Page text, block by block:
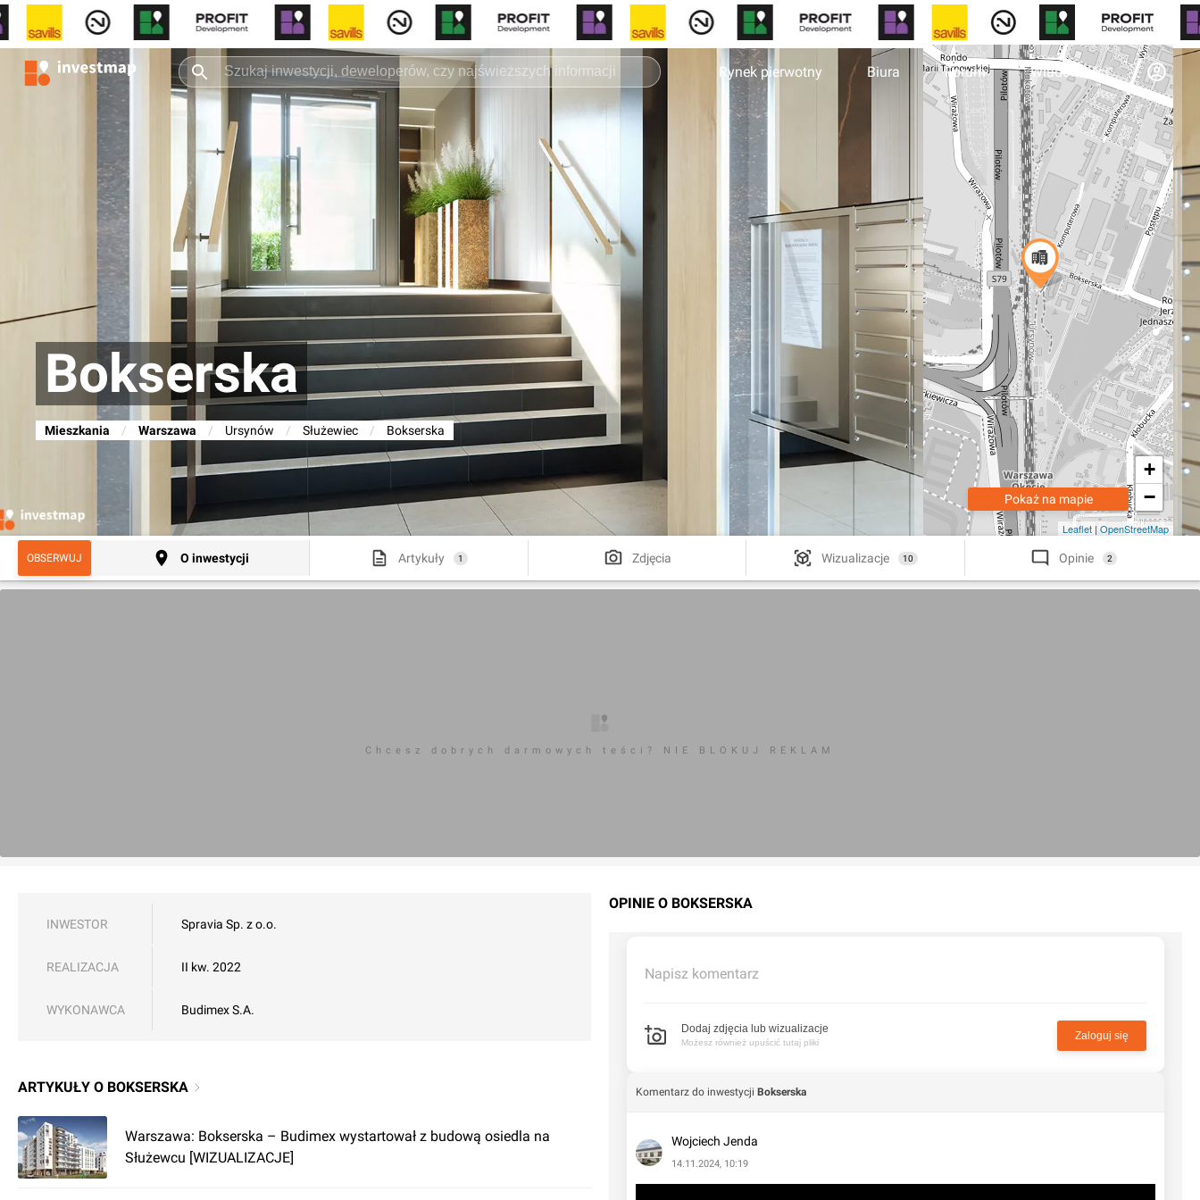
Rynek pierwotny Biura Forum Wiadomości
Bokserska
Mieszkania / Warszawa / Ursynów / Służewiec / Bokserska
+
−
Leaflet | OpenStreetMap
Pokaż na mapie
OBSERWUJ O inwestycji Artykuły 1 Zdjęcia Wizualizacje 10 Opinie 2
Chcesz dobrych darmowych teści? NIE BLOKUJ REKLAM
INWESTOR Spravia Sp. z o.o.
REALIZACJA II kw. 2022
WYKONAWCA Budimex S.A.
ARTYKUŁY O BOKSERSKA
Warszawa: Bokserska – Budimex wystartował z budową osiedla na
Służewcu [WIZUALIZACJE]
OPINIE O BOKSERSKA
Napisz komentarz
Dodaj zdjęcia lub wizualizacje
Możesz również upuścić tutaj pliki
Zaloguj się
Komentarz do inwestycji Bokserska
Wojciech Jenda
14.11.2024, 10:19